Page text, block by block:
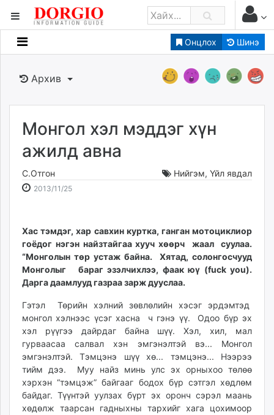
Онцлох Шинэ
Мэдээллийн
Банк санхүү
Бизнес ААН
Төрийн
dorgio.mn
Gogo.mn
zindaa.mn
Baabar.mn
tovch.mn
ikon.mn
mnb.mn
Livetv.mn
Eguur.mn
24tsag.mn
shuud.mn
eagle.mn
ergelt.mn
zarig.mn
Архив
Монгол хэл мэддэг хүн
ажилд авна
С.Отгон Нийгэм, Үйл явдал
2013/11/252013-
15:07:48
2026-
11:29:20
Хас тэмдэг, хар савхин куртка, ганган мотоциклиор
гоёдог нэгэн найзтайгаа хууч хөөрч жаал суулаа.
“Монголын төр устаж байна. Хятад, солонгосчууд
Монголыг бараг эзэлчихлээ, фаак юү (fuck you).
Дарга даамлууд газраа зарж дууслаа.
Гэтэл Төрийн хэлний зөвлөлийн хэсэг эрдэмтэд
монгол хэлнээс үсэг хасна ч гэнэ үү. Одоо бүр эх
хэл рүүгээ дайрдаг байна шүү. Хэл, хил, мал
гурваасаа салвал хэн эмгэнэлтэй вэ... Монгол
эмгэнэлтэй. Тэмцэнэ шүү хө... тэмцэнэ... Нээрээ
тийм дээ. Муу найз минь улс эх орныхоо төлөө
хэрхэн “тэмцэж” байгааг бодох бүр сэтгэл хөдлөм
байдаг. Түүнтэй уулзах бүрт эх оронч сэрэл маань
хөдөлж таарсан гадныхны тархийг хага цохимоор